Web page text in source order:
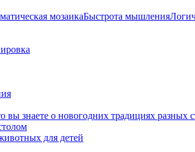
мозаикаБыстрота мышления
знаете о новогодних традициях разных
для детей